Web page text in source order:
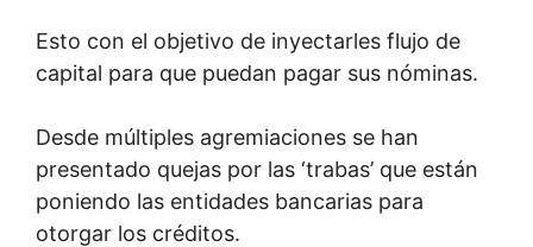
Esto con el objetivo de inyectarles flujo de
capital para que puedan pagar sus nóminas.
Desde múltiples agremiaciones se han
presentado quejas por las ‘trabas’ que están
poniendo las entidades bancarias para
otorgar los créditos.